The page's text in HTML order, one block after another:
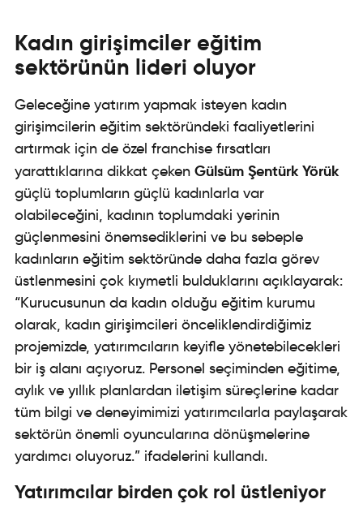
Kadın girişimciler eğitim
sektörünün lideri oluyor
Geleceğine yatırım yapmak isteyen kadın
girişimcilerin eğitim sektöründeki faaliyetlerini
artırmak için de özel franchise fırsatları
yarattıklarına dikkat çeken Gülsüm Şentürk Yörük
güçlü toplumların güçlü kadınlarla var
olabileceğini, kadının toplumdaki yerinin
güçlenmesini önemsediklerini ve bu sebeple
kadınların eğitim sektöründe daha fazla görev
üstlenmesini çok kıymetli bulduklarını açıklayarak:
“Kurucusunun da kadın olduğu eğitim kurumu
olarak, kadın girişimcileri önceliklendirdiğimiz
projemizde, yatırımcıların keyifle yönetebilecekleri
bir iş alanı açıyoruz. Personel seçiminden eğitime,
aylık ve yıllık planlardan iletişim süreçlerine kadar
tüm bilgi ve deneyimimizi yatırımcılarla paylaşarak
sektörün önemli oyuncularına dönüşmelerine
yardımcı oluyoruz.” ifadelerini kullandı.
Yatırımcılar birden çok rol üstleniyor